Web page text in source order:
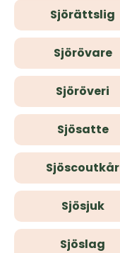
Sjörättslig
Sjörövare
Sjöröveri
Sjösatte
Sjöscoutkår
Sjösjuk
Sjöslag